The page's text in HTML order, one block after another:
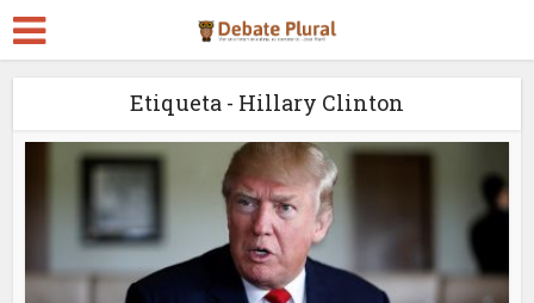
Etiqueta - Hillary Clinton